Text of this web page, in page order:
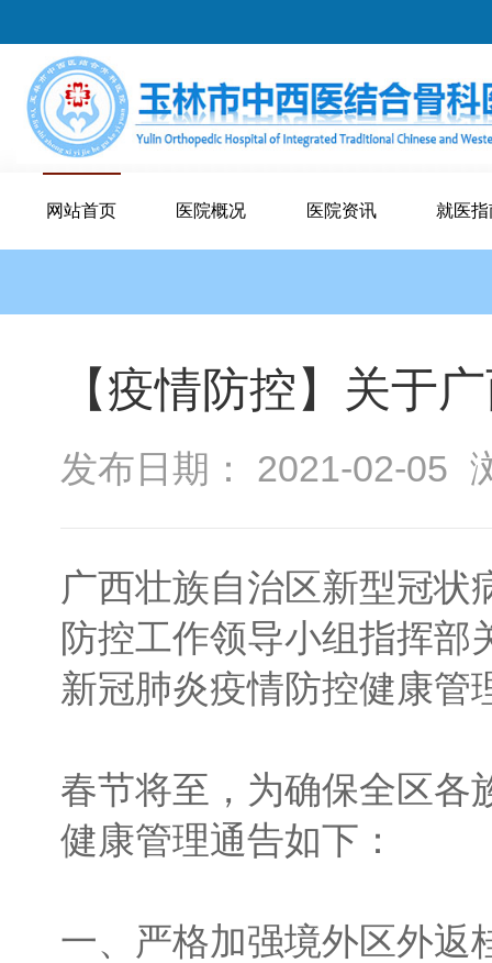
网站首页 医院概况 医院资讯 就医
【疫情防控】关于
发布日期： 2021-02-05
广西壮族自治区新型冠状
防控工作领导小组指挥部
新冠肺炎疫情防控健康管
春节将至，为确保全区各
健康管理通告如下：
一、严格加强境外区外返